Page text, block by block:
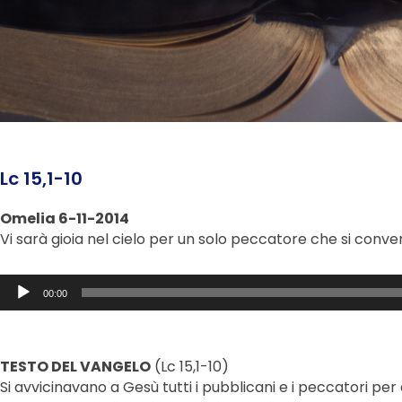
Lc 15,1-10
Omelia 6-11-2014
Vi sarà gioia nel cielo per un solo peccatore che si
Audio
Player
00:00
TESTO DEL VANGELO (Lc 15,1-10)
Si avvicinavano a Gesù tutti i pubblicani e i peccatori